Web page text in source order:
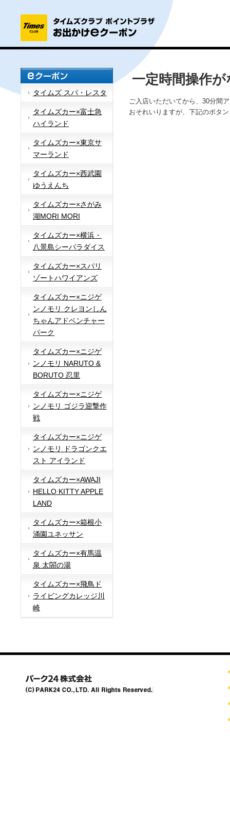
タイムズ スパ・レスタ
タイムズカー×富士急
ハイランド
タイムズカー×東京サ
マーランド
タイムズカー×西武園
ゆうえんち
タイムズカー×さがみ
湖MORI MORI
タイムズカー×横浜・
八景島シーパラダイス
タイムズカー×スパリ
ゾートハワイアンズ
タイムズカー×ニジゲ
ンノモリ クレヨンしん
ちゃんアドベンチャー
パーク
タイムズカー×ニジゲ
ンノモリ NARUTO &
BORUTO 忍里
タイムズカー×ニジゲ
ンノモリ ゴジラ迎撃作
戦
タイムズカー×ニジゲ
ンノモリ ドラゴンクエ
スト アイランド
タイムズカー×AWAJI
HELLO KITTY APPLE
LAND
タイムズカー×箱根小
涌園ユネッサン
タイムズカー×有馬温
泉 太閤の湯
タイムズカー×飛鳥ド
ライビングカレッジ川
崎
一定時間操作
ご入店いただいてから、30分間
おそれいりますが、下記のボタ